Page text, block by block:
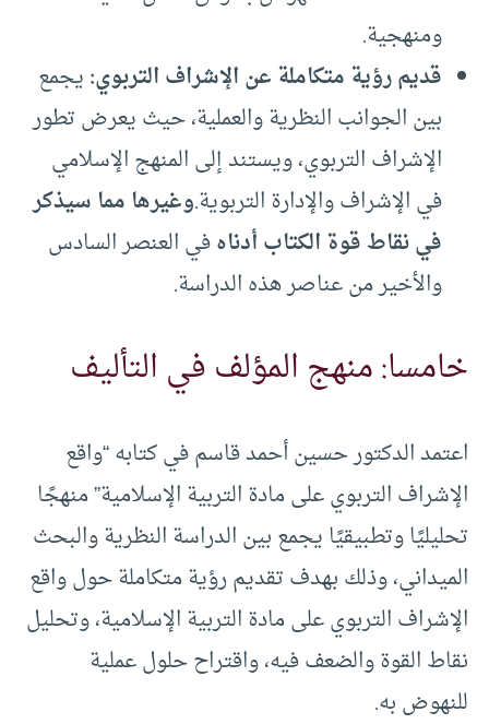
ومنهجية.
قديم رؤية متكاملة عن الإشراف التربوي:يجمع
بين الجوانب النظرية والعملية، حيث يعرض تطور
الإشراف التربوي، ويستند إلى المنهج الإسلامي
في الإشراف والإدارة التربوية.وغيرها مما سيذكر
في نقاط قوة الكتاب أدناهفي العنصر السادس
والأخير من عناصر هذه الدراسة.
خامسا: منهج المؤلف في التأليف
اعتمد الدكتور حسين أحمد قاسم في كتابه “واقع
الإشراف التربوي على مادة التربية الإسلامية” منهجًا
تحليليًا وتطبيقيًا يجمع بين الدراسة النظرية والبحث
الميداني، وذلك بهدف تقديم رؤية متكاملة حول واقع
الإشراف التربوي على مادة التربية الإسلامية، وتحليل
نقاط القوة والضعف فيه، واقتراح حلول عملية
للنهوض به.